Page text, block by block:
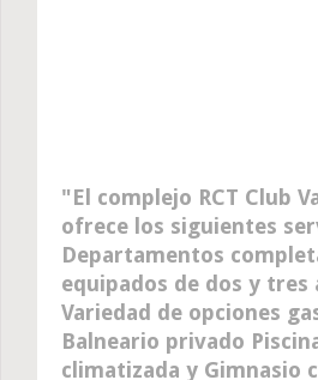
El complejo RCT Club
ofrece los siguientes
Departamentos
equipados de dos y tres
Variedad de opciones
Balneario privado
climatizada y Gimnasio